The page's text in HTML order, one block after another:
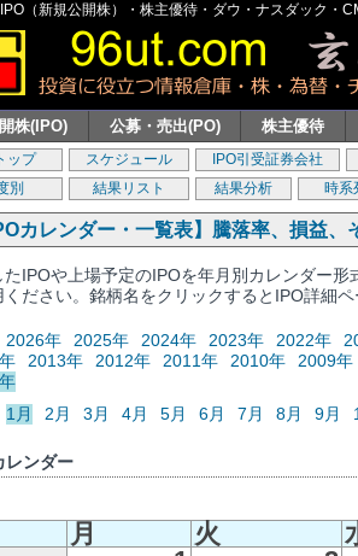
（新規公開株）・株主優待・ダウ・ナスダック・
株(IPO) 公募・売出(PO) 株主優待
ップ スケジュール IPO引受証券会社
別
結果リスト 結果分析 時系
カレンダー・一覧表】騰落率、損益
たIPOや上場予定のIPOを年月別カレンダー
ください。銘柄名をクリックするとIPO詳細ペ
2026年 2025年 2024年 2023年 2022年
2013年 2012年 2011年 2010年 2009年
1月 2月 3月 4月 5月 6月 7月 8月 9月
レンダー
月 火